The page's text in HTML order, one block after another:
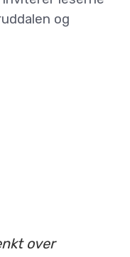
og
over